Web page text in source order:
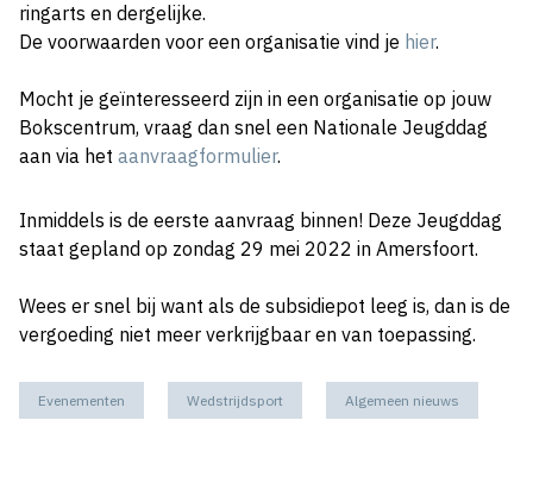
ringarts en dergelijke.
De voorwaarden voor een organisatie vind je hier.
Mocht je geïnteresseerd zijn in een organisatie op jouw
Bokscentrum, vraag dan snel een Nationale Jeugddag
aan via het aanvraagformulier.
Inmiddels is de eerste aanvraag binnen! Deze Jeugddag
staat gepland op zondag 29 mei 2022 in Amersfoort.
Wees er snel bij want als de subsidiepot leeg is, dan is de
vergoeding niet meer verkrijgbaar en van toepassing.
Evenementen Wedstrijdsport Algemeen nieuws